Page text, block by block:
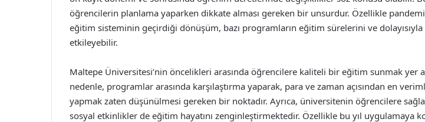
öğrencilerin planlama yaparken dikkate alması gereken bir unsurdur. Özellikle
eğitim sisteminin geçirdiği dönüşüm, bazı programların eğitim sürelerini ve
etkileyebilir.
Maltepe Üniversitesi’nin öncelikleri arasında öğrencilere kaliteli bir eğitim sunmak yer
nedenle, programlar arasında karşılaştırma yaparak, para ve zaman açısından en
yapmak zaten düşünülmesi gereken bir noktadır. Ayrıca, üniversitenin öğrencilere
sosyal etkinlikler de eğitim hayatını zenginleştirmektedir. Özellikle bu yıl uygulamaya